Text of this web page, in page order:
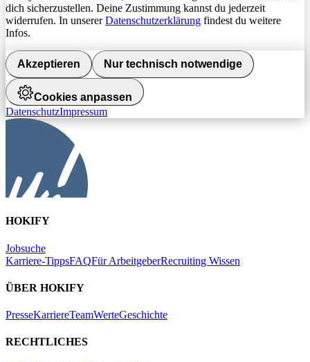
dich sicherzustellen. Deine Zustimmung kannst du jederzeit
widerrufen. In unsererDatenschutzerklärung findest du weitere
Infos.
Akzeptieren Nur technisch notwendige
Cookies anpassen
DatenschutzImpressum
HOKIFY
Jobsuche
Karriere-TippsFAQFür ArbeitgeberRecruiting Wissen
ÜBER HOKIFY
PresseKarriereTeamWerteGeschichte
RECHTLICHES